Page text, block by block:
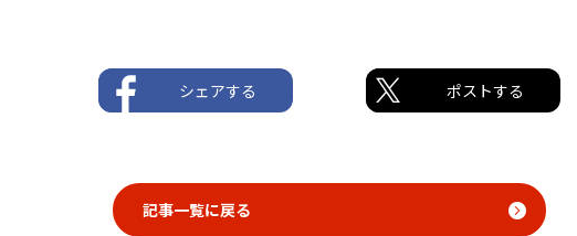
シェアする ポストする
記事一覧に戻る